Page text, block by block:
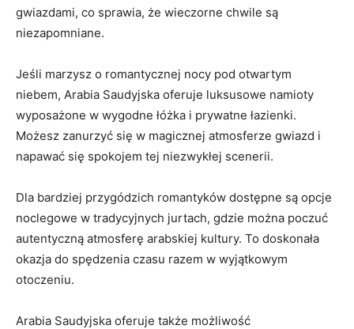
gwiazdami, co sprawia, że ⁤wieczorne chwile są
niezapomniane.
Jeśli marzysz o romantycznej nocy​ pod otwartym
niebem, ‍Arabia ‌Saudyjska oferuje luksusowe ⁢namioty
wyposażone ‍w‍ wygodne łóżka ‍i prywatne łazienki.
Możesz​ zanurzyć się⁤ w magicznej atmosferze gwiazd i
napawać się spokojem tej niezwykłej scenerii.
Dla ⁤bardziej przygódzich romantyków dostępne są ⁣opcje
noclegowe w⁤ tradycyjnych⁤ jurtach, ‍gdzie można poczuć
autentyczną atmosferę arabskiej kultury. To doskonała
okazja do⁣ spędzenia czasu razem w wyjątkowym
otoczeniu.
Arabia‍ Saudyjska oferuje także możliwość